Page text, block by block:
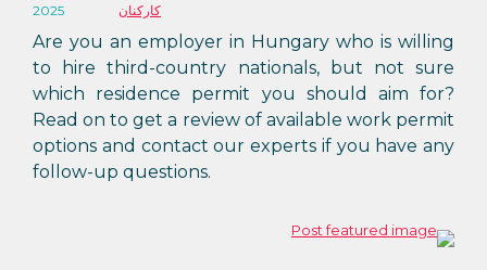
2025
کارکنان
Are you an employer in Hungary who is willing
to hire third-country nationals, but not sure
which residence permit you should aim for?
Read on to get a review of available work permit
options and contact our experts if you have any
follow-up questions.